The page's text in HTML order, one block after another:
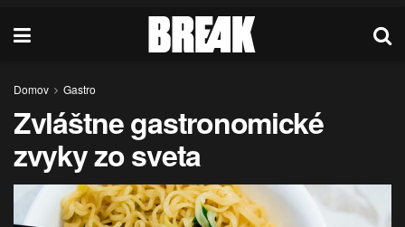
Domov Gastro
Zvláštne gastronomické
zvyky zo sveta